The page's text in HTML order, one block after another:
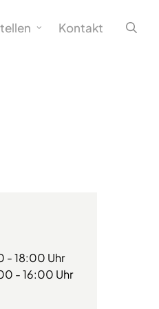
Kontakt
- 18:00 Uhr
- 16:00 Uhr